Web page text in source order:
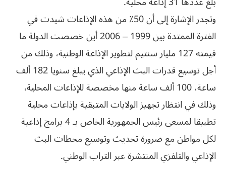
وتجدر الإشارة إلى أن 50٪ من هذه الإذاعات شيدت في
الفترة الممتدة بين 1999 – 2006 أين خصصت الدولة ما
قيمته 127 مليار سنتيم لتطوير الإذاعة الوطنية، وذلك من
أجل توسيع قدرات البث الإذاعي الذي يبلغ سنويا 182 ألف
ساعة، 100 ألف ساعة منها مخصصة للإذاعات المحلية،
‬الإذاعي‮ ‬والتلفزي‮ ‬المنتشرة‮ ‬عبر‮ ‬التراب‮ ‬الوطني‮.‬